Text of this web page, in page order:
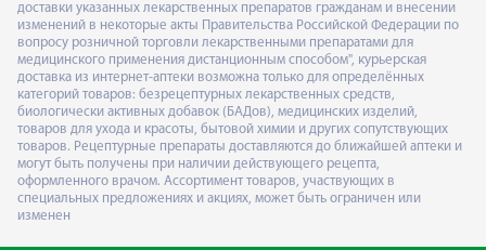
доставки указанных лекарственных препаратов гражданам и внесении
изменений в некоторые акты Правительства Российской Федерации по
вопросу розничной торговли лекарственными препаратами для
медицинского применения дистанционным способом", курьерская
доставка из интернет-аптеки возможна только для определённых
категорий товаров: безрецептурных лекарственных средств,
биологически активных добавок (БАДов), медицинских изделий,
товаров для ухода и красоты, бытовой химии и других сопутствующих
товаров. Рецептурные препараты доставляются до ближайшей аптеки и
могут быть получены при наличии действующего рецепта,
оформленного врачом. Ассортимент товаров, участвующих в
специальных предложениях и акциях, может быть ограничен или
изменен